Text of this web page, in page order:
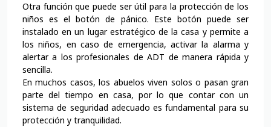
Otra función que puede ser útil para la protección de los
niños es el botón de pánico. Este botón puede ser
instalado en un lugar estratégico de la casa y permite a
los niños, en caso de emergencia, activar la alarma y
alertar a los profesionales de ADT de manera rápida y
sencilla.
En muchos casos, los abuelos viven solos o pasan gran
parte del tiempo en casa, por lo que contar con un
sistema de seguridad adecuado es fundamental para su
protección y tranquilidad.